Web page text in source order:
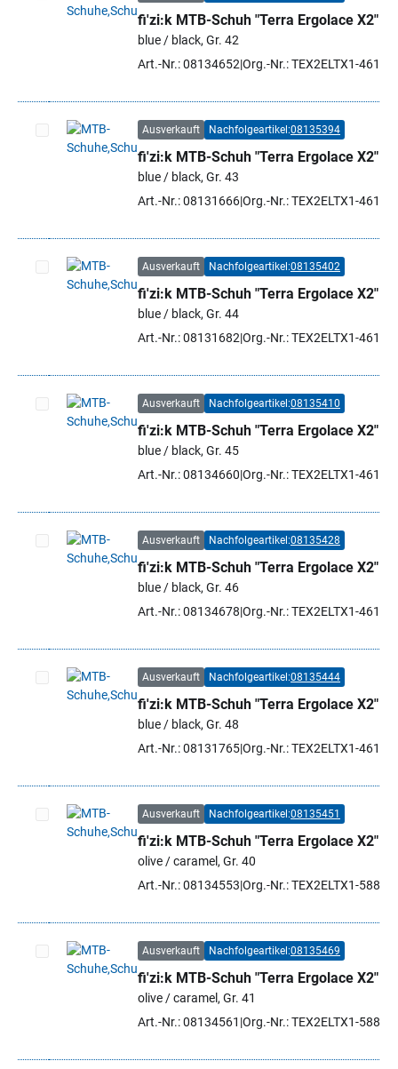
Artikel auswählen
fi'zi:k MTB-Schuh "Terra Ergolace X2"
blue / black, Gr. 42
Art.-Nr.: 08134652 Org.-Nr.: TEX2ELTX1-4610
Artikel auswählen
Ausverkauft Nachfolgeartikel:08135394
fi'zi:k MTB-Schuh "Terra Ergolace X2"
blue / black, Gr. 43
Art.-Nr.: 08131666Org.-Nr.: TEX2ELTX1-4610
Artikel auswählen
Ausverkauft Nachfolgeartikel:08135402
fi'zi:k MTB-Schuh "Terra Ergolace X2"
blue / black, Gr. 44
Art.-Nr.: 08131682 Org.-Nr.: TEX2ELTX1-4610
Artikel auswählen
Ausverkauft Nachfolgeartikel:08135410
fi'zi:k MTB-Schuh "Terra Ergolace X2"
blue / black, Gr. 45
Art.-Nr.: 08134660 Org.-Nr.: TEX2ELTX1-4610
Artikel auswählen
Ausverkauft Nachfolgeartikel:08135428
fi'zi:k MTB-Schuh "Terra Ergolace X2"
blue / black, Gr. 46
Art.-Nr.: 08134678 Org.-Nr.: TEX2ELTX1-4610
Artikel auswählen
Ausverkauft Nachfolgeartikel:08135444
fi'zi:k MTB-Schuh "Terra Ergolace X2"
blue / black, Gr. 48
Art.-Nr.: 08131765Org.-Nr.: TEX2ELTX1-4610
Artikel auswählen
Ausverkauft Nachfolgeartikel:08135451
fi'zi:k MTB-Schuh "Terra Ergolace X2"
olive / caramel, Gr. 40
Art.-Nr.: 08134553 Org.-Nr.: TEX2ELTX1-5886
Artikel auswählen
Ausverkauft Nachfolgeartikel:08135469
fi'zi:k MTB-Schuh "Terra Ergolace X2"
olive / caramel, Gr. 41
Art.-Nr.: 08134561 Org.-Nr.: TEX2ELTX1-5886